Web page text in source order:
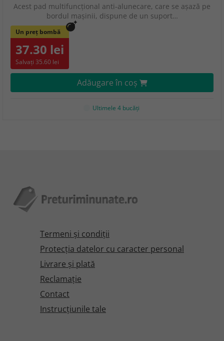
Acest pad multifuncțional anti-alunecare, care se așază pe
bordul mașinii, dispune de un suport…
Un preț bombă
37.30 lei
Salvați 35.60 lei
Adăugare în coş
Ultimele 4 bucăţi
Termeni şi condiţii
Protecţia datelor cu caracter personal
Livrare și plată
Reclamaţie
Contact
Instrucțiunile tale